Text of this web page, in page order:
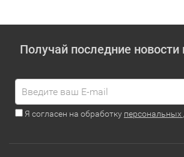
Получай последние
Я согласен на обработку персональных